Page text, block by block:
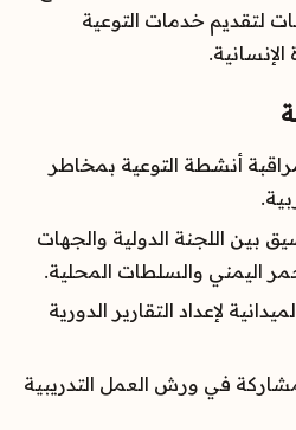
لتقديم خدمات التوعية
أنشطة التوعية بمخاطر
بين اللجنة الدولية والجهات
اليمني والسلطات المحلية.
لإعداد التقارير الدورية
في ورش العمل التدريبية